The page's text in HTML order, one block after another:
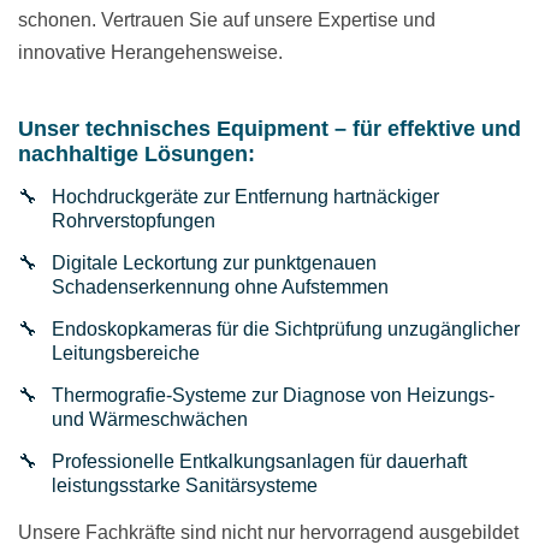
schonen. Vertrauen Sie auf unsere Expertise und
innovative Herangehensweise.
Unser technisches Equipment – für effektive und
nachhaltige Lösungen:
Hochdruckgeräte zur Entfernung hartnäckiger
Rohrverstopfungen
Digitale Leckortung zur punktgenauen
Schadenserkennung ohne Aufstemmen
Endoskopkameras für die Sichtprüfung unzugänglicher
Leitungsbereiche
Thermografie-Systeme zur Diagnose von Heizungs-
und Wärmeschwächen
Professionelle Entkalkungsanlagen für dauerhaft
leistungsstarke Sanitärsysteme
Unsere Fachkräfte sind nicht nur hervorragend ausgebildet